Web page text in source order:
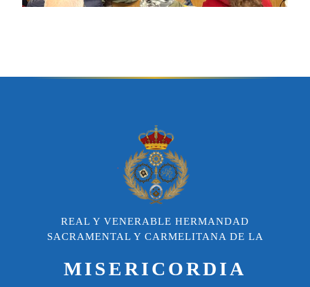
REAL Y VENERABLE HERMANDAD
SACRAMENTAL Y CARMELITANA DE LA
MISERICORDIA